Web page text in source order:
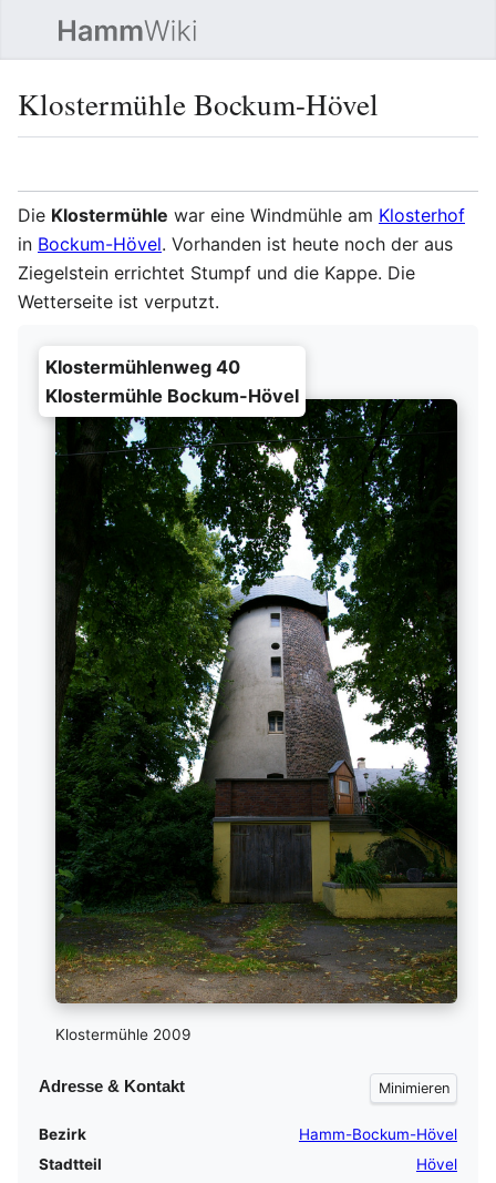
Klostermühle Bockum-Hövel
Die Klostermühle war eine Windmühle am Klosterhof
in Bockum-Hövel. Vorhanden ist heute noch der aus
Ziegelstein errichtet Stumpf und die Kappe. Die
Wetterseite ist verputzt.
Klostermühlenweg 40
Klostermühle Bockum-Hövel
Klostermühle 2009
Adresse & Kontakt
Bezirk
Hamm-Bockum-Hövel
Stadtteil
Hövel